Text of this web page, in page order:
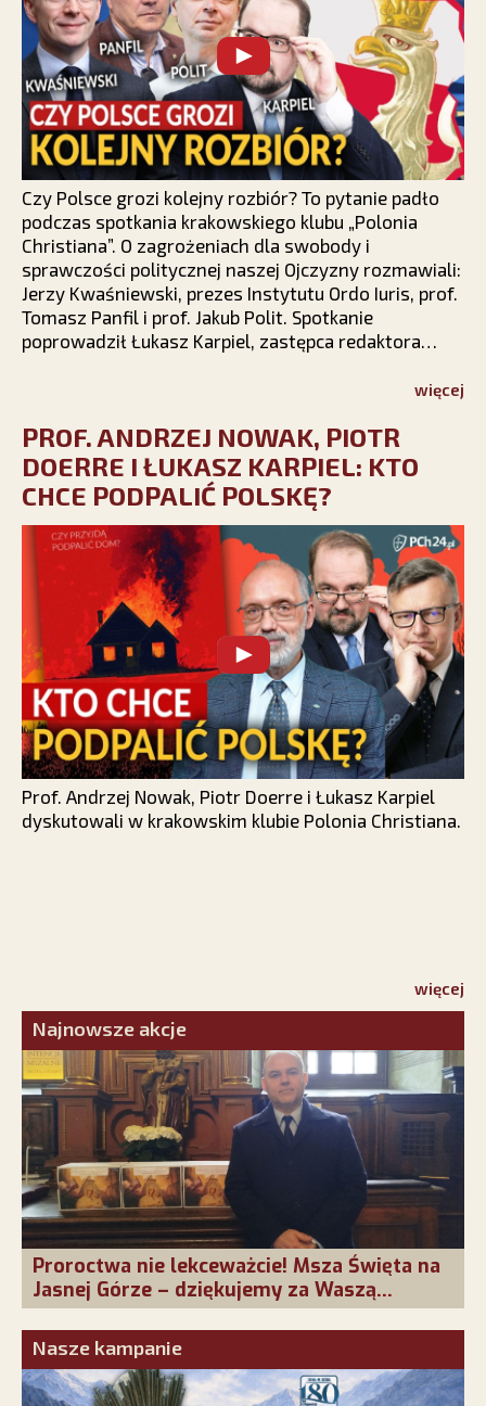
Czy Polsce grozi kolejny rozbiór? To pytanie padło
podczas spotkania krakowskiego klubu „Polonia
Christiana”. O zagrożeniach dla swobody i
sprawczości politycznej naszej Ojczyzny rozmawiali:
Jerzy Kwaśniewski, prezes Instytutu Ordo Iuris, prof.
Tomasz Panfil i prof. Jakub Polit. Spotkanie
poprowadził Łukasz Karpiel, zastępca redaktora
więcej
PROF. ANDRZEJ NOWAK, PIOTR
DOERRE I ŁUKASZ KARPIEL: KTO
CHCE PODPALIĆ POLSKĘ?
Prof. Andrzej Nowak, Piotr Doerre i Łukasz Karpiel
dyskutowali w krakowskim klubie Polonia Christiana.
więcej
Najnowsze akcje
Proroctwa nie lekceważcie! Msza Święta na
Jasnej Górze – dziękujemy za Waszą
obecność!
Nasze kampanie